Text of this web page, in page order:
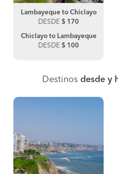
Lambayeque to Chiclayo
DESDE $ 170
Chiclayo to Lambayeque
DESDE $ 100
Destinos desde y